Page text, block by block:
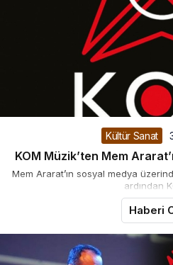
Kültür Sanat
KOM Müzik’ten Mem
Mem Ararat’ın sosyal medya
ardından
Haberi